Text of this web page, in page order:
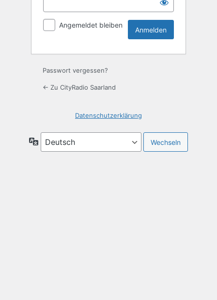
Angemeldet bleiben
Passwort vergessen?
← Zu CityRadio Saarland
Datenschutzerklärung
Sprache